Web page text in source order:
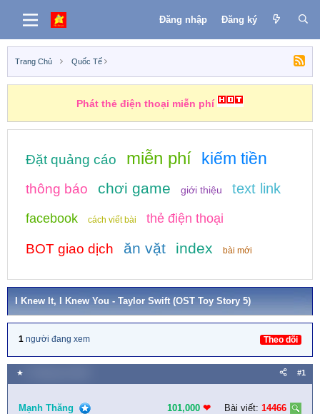
Đăng nhập Đăng ký
Trang Chủ Quốc Tế
Phát thẻ điện thoại miễn phí
Đặt quảng cáo miễn phí kiếm tiền
thông báo chơi game giới thiệu text link
facebook cách viết bài thẻ điện thoại
BOT giao dịch ăn vặt index bài mới
I Knew It, I Knew You - Taylor Swift (OST Toy Story 5)
1 người đang xem Theo dõi
★ #1
Mạnh Thăng 101,000 ❤︎ Bài viết: 14466